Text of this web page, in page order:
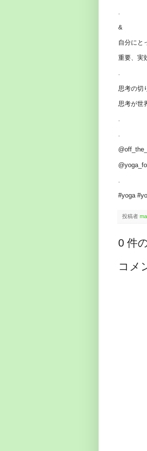
&
自分にと
重要、実
.
思考の切
思考が世
.
#yoga
投稿者
0 件
コメ